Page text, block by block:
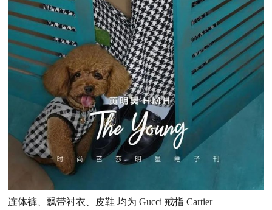
连体裤、飘带衬衣、皮鞋 均为 Gucci 戒指 Cartier